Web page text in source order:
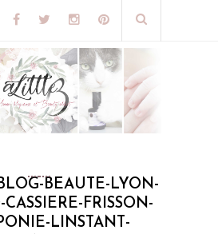
BEAUTE-LYON-
FRISSON-
LINSTANT-